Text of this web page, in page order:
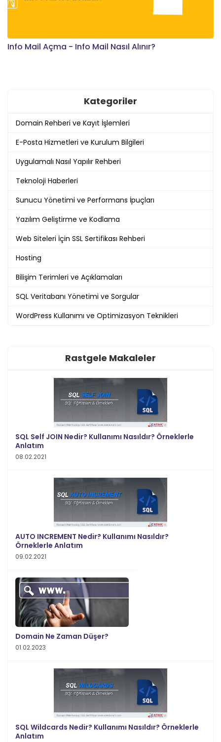
Info Mail Açma - Info Mail Nasıl Alınır?
Kategoriler
Domain Rehberi ve Kayıt İşlemleri
E-Posta Hizmetleri ve Kurulum Bilgileri
Uygulamalı Nasıl Yapılır Rehberi
Teknoloji Haberleri
Sunucu Yönetimi ve Performans İpuçları
Yazılım Geliştirme ve Kodlama
Web Siteleri İçin SSL Sertifikası Rehberi
Hosting
Bilişim Terimleri ve Açıklamaları
SQL Veritabanı Yönetimi ve Sorgular
WordPress Kullanımı ve Optimizasyon Teknikleri
Rastgele Makaleler
SQL Self JOIN Nedir? Kullanımı Nasıldır? Örneklerle
Anlatım
08.02.2021
AUTO INCREMENT Nedir? Kullanımı Nasıldır?
Örneklerle Anlatım
09.02.2021
Domain Ne Zaman Düşer?
01.02.2023
SQL Wildcards Nedir? Kullanımı Nasıldır? Örneklerle
Anlatım